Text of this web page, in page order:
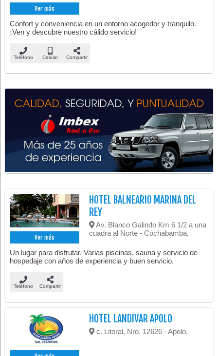
Ver más
Confort y conveniencia en un entorno acogedor y tranquilo.
¡Ven y descubre nuestro cálido servicio!
Teléfono Celular Compartir
Ver más
HOTEL BALNEARIO MARINA DEL
REY
Av. Blanco Galindo Km 6 1/2 a una
cuadra al Norte - Cochabamba,
Un lugar para disfrutar. Varias piscinas, sauna y servicio de
hospedaje con años de experiencia y buen servicio.
Teléfono Compartir
HOTEL LANDIVAR APOLO
c. Litoral, Nro. 12626 - Apolo,